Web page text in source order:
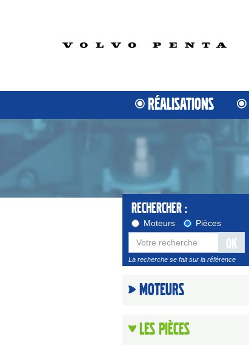
RÉALISATIONS
Rechercher :
Moteurs Pièces
OK
La recherche se fait sur la référence
Moteurs
Les Pièces